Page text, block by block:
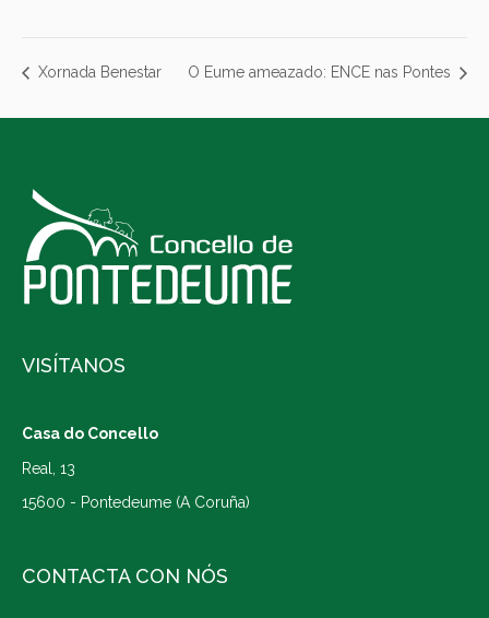
Xornada Benestar O Eume ameazado: ENCE nas Pontes
VISÍTANOS
Casa do Concello
Real, 13
15600 - Pontedeume (A Coruña)
CONTACTA CON NÓS